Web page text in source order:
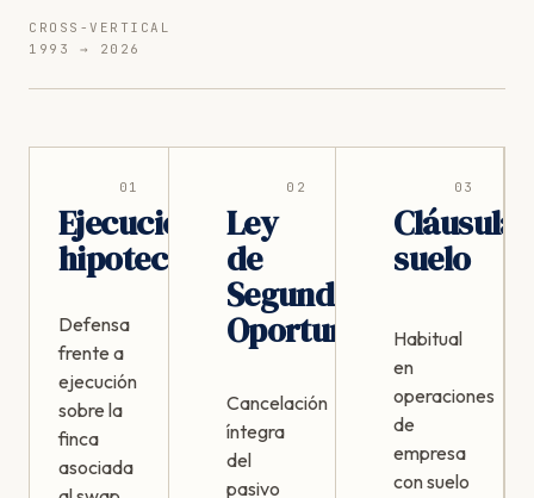
CROSS-VERTICAL
1993 → 2026
01
Ejecución
hipotecaria
Defensa
frente a
ejecución
sobre la
finca
asociada
02
Ley
de
Segunda
Oportunidad
Cancelación
íntegra
del
pasivo
03
Cláusula
suelo
Habitual
en
operaciones
de
empresa
con suelo